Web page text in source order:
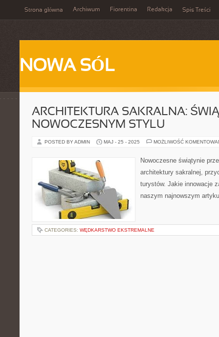
Strona główna Archiwum Fiorentina Redakcja Spis Treści
NOWA SÓL
ARCHITEKTURA SAKRALNA:
NOWOCZESNYM STYLU
POSTED BY ADMIN MAJ - 25 - 2025 MOŻLIWOŚĆ
Nowoczesne świątynie
architektury sakralnej,
turystów. Jakie innowacje
naszym najnowszym
CATEGORIES: WĘDKARSTWO EKSTREMALNE